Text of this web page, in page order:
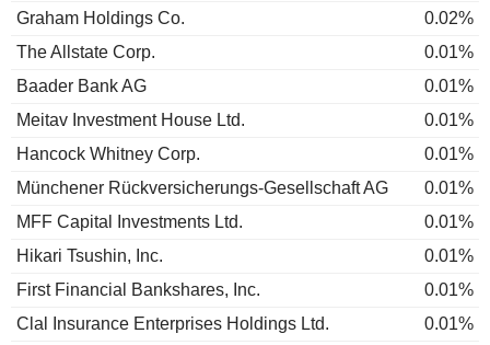
Graham Holdings Co.
0.02%
The Allstate Corp.
0.01%
Baader Bank AG
0.01%
Meitav Investment House Ltd.
0.01%
Hancock Whitney Corp.
0.01%
Münchener Rückversicherungs-Gesellschaft AG
0.01%
MFF Capital Investments Ltd.
0.01%
Hikari Tsushin, Inc.
0.01%
First Financial Bankshares, Inc.
0.01%
Clal Insurance Enterprises Holdings Ltd.
0.01%